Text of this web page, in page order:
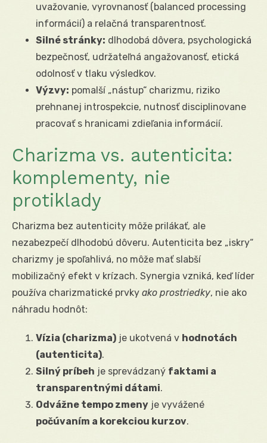
uvažovanie, vyrovnanosť (balanced processing
informácií) a relačná transparentnosť.
Silné stránky: dlhodobá dôvera, psychologická
bezpečnosť, udržateľná angažovanosť, etická
odolnosť v tlaku výsledkov.
Výzvy: pomalší „nástup“ charizmu, riziko
prehnanej introspekcie, nutnosť disciplinovane
pracovať s hranicami zdieľania informácií.
Charizma vs. autenticita:
komplementy, nie
protiklady
Charizma bez autenticity môže prilákať, ale
nezabezpečí dlhodobú dôveru. Autenticita bez „iskry“
charizmy je spoľahlivá, no môže mať slabší
mobilizačný efekt v krízach. Synergia vzniká, keď líder
používa charizmatické prvky ako prostriedky, nie ako
náhradu hodnôt:
Vízia (charizma) je ukotvená v hodnotách
(autenticita).
Silný príbeh je sprevádzaný faktami a
transparentnými dátami.
Odvážne tempo zmeny je vyvážené
počúvaním a korekciou kurzov.